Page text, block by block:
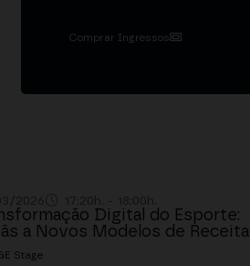
Comprar Ingressos
Digital do Esporte:
a Novos Modelos de Receita
Stage